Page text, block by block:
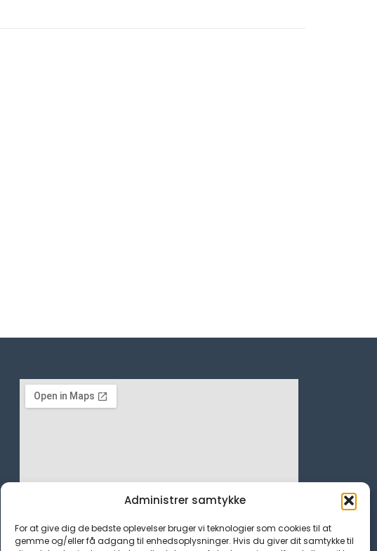
Administrer samtykke
For at give dig de bedste oplevelser bruger vi teknologier som cookies til at
gemme og/eller få adgang til enhedsoplysninger. Hvis du giver dit samtykke til